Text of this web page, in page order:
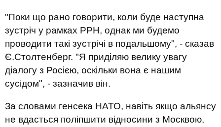
"Поки що рано говорити, коли буде наступна
зустріч у рамках РРН, однак ми будемо
проводити такі зустрічі в подальшому", - сказав
Є.Столтенберг. "Я приділяю велику увагу
діалогу з Росією, оскільки вона є нашим
сусідом", - зазначив він.
За словами генсека НАТО, навіть якщо альянсу
не вдасться поліпшити відносини з Москвою,